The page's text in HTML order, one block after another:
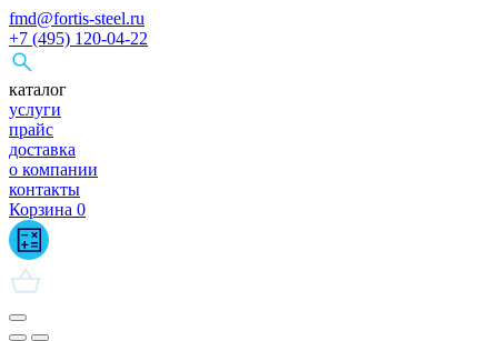
fmd@fortis-steel.ru
+7 (495) 120-04-22
каталог
услуги
прайс
доставка
о компании
контакты
Корзина 0